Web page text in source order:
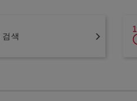
색